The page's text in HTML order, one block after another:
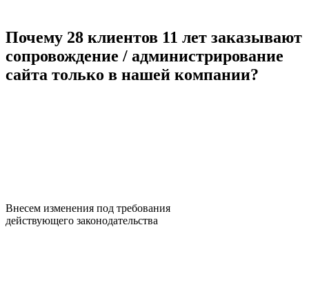
Почему 28 клиентов 11 лет заказывают
сопровождение / администрирование
сайта только в нашей компании?
Внесем изменения под требования
действующего законодательства